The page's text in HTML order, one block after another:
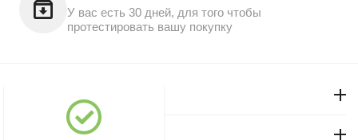
У вас есть 30 дней, для того чтобы
протестировать вашу покупку
Магазин "Северный"